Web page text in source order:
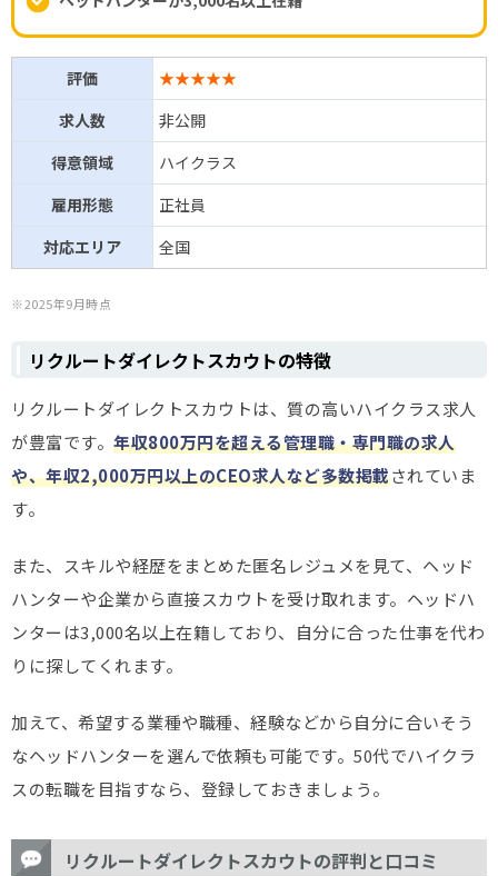
評価
★★★★★
求人数
非公開
得意領域
ハイクラス
雇用形態
正社員
対応エリア
全国
※2025年9月時点
リクルートダイレクトスカウトの特徴
リクルートダイレクトスカウトは、質の高いハイクラス求人
が豊富です。 年収800万円を超える管理職・専門職の求人
や、年収2,000万円以上のCEO求人など多数掲載されていま
す。
また、スキルや経歴をまとめた匿名レジュメを見て、ヘッド
ハンターや企業から直接スカウトを受け取れます。ヘッドハ
ンターは3,000名以上在籍しており、自分に合った仕事を代わ
りに探してくれます。
加えて、希望する業種や職種、経験などから自分に合いそう
なヘッドハンターを選んで依頼も可能です。50代でハイクラ
スの転職を目指すなら、登録しておきましょう。
リクルートダイレクトスカウトの評判と口コミ